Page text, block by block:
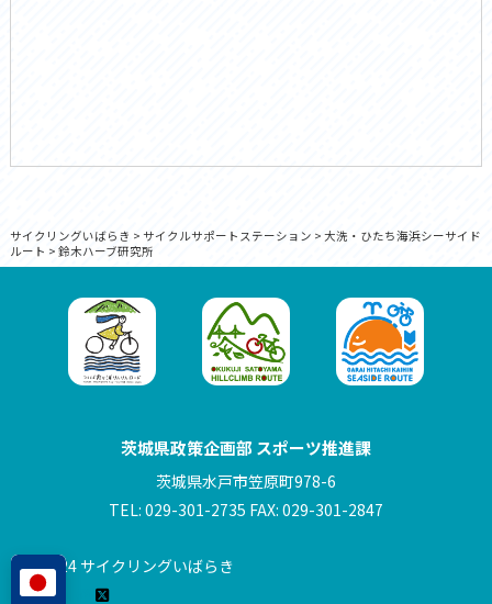
サイクリングいばらき > サイクルサポートステーション > 大洗・ひたち海浜シーサイド
ルート > 鈴木ハーブ研究所
茨城県政策企画部 スポーツ推進課
茨城県水戸市笠原町978-6
TEL: 029-301-2735 FAX: 029-301-2847
© 2024 サイクリングいばらき